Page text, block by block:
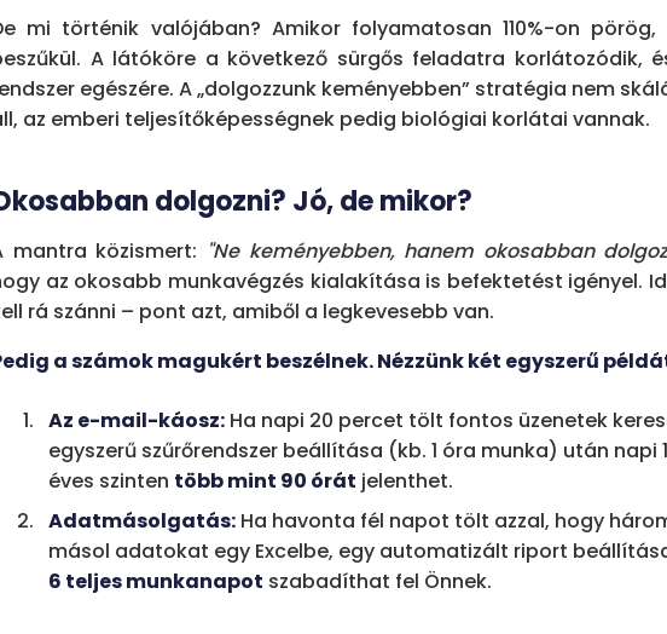
Amikor folyamatosan 110%-on működik, a látóköre a
feladatra korlátozódik. A nap 24 órából áll, ezen nem
munkavégzés kialakítása befektetést igényel – időt és
amiből éppen a legkevesebb van.
De hogyan törhet ki ebből az ördögi körből?
5 lépés a szabadabb munkavégzés felé:
Csak figyeljen és rögzítsen– Egyhetes folyamataudit:
és frusztrációs pontok dokumentálása.
Válassza ki a "főbűnöst"– A legnagyobb időbefektetést
Keresse az automatizálható pontokat– Ismétlődő,
döntéshozatalt nem igénylő tevékenységek felismerése.
Számolja ki az ideje értékét– Heti 1 óra rutinfeladat = 52
csapatnál 100-300 munkanap potenciális veszteség.
Kérjen külső nézőpontot – Szakértői folyamatelemzés 1-2
diagnosztikával azonosítja a legmagasabb ROI-ú
mi történik valójában? Amikor folyamatosan 110%-on
A látóköre a következő sürgős feladatra korlátozódik,
egészére. A „dolgozzunk keményebben” stratégia nem
az emberi teljesítőképességnek pedig biológiai korlátai vannak.
dolgozni? Jó, de mikor?
mantra közismert: "Ne keményebben, hanem okosabban
az okosabb munkavégzés kialakítása is befektetést igényel.
rá szánni – pont azt, amiből a legkevesebb van.
a számok magukért beszélnek. Nézzünk két egyszerű
Az e-mail-káosz: Ha napi 20 percet tölt fontos üzenetek
egyszerű szűrőrendszer beállítása (kb. 1 óra munka) után napi
éves szinten több mint 90 órát jelenthet.
Adatmásolgatás: Ha havonta fél napot tölt azzal, hogy
másol adatokat egy Excelbe, egy automatizált riport
6 teljes munkanapot szabadíthat fel Önnek.